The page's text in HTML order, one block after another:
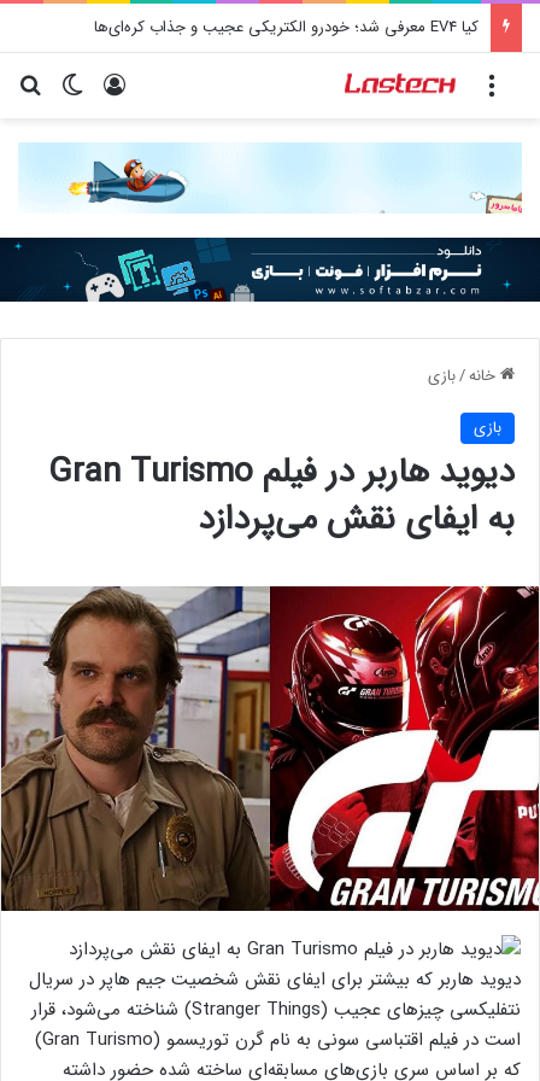
تغییر ورود
خانه/بازی
بازی
دیوید هاربر در فیلم Gran Turismo
به ایفای نقش می‌پردازد
دیوید هاربر که بیشتر برای ایفای نقش شخصیت جیم هاپر در سریال
نتفلیکسی چیزهای عجیب (Stranger Things) شناخته می‌شود، قرار
است در فیلم اقتباسی سونی به نام گرن توریسمو (Gran Turismo)
که بر اساس سری بازی‌های مسابقه‌ای ساخته شده حضور داشته